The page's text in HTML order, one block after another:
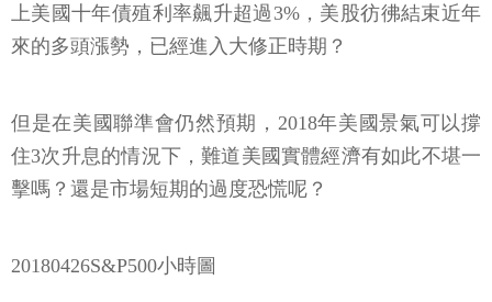
上美國十年債殖利率飆升超過3%，美股彷彿結束近年
來的多頭漲勢，已經進入大修正時期？
但是在美國聯準會仍然預期，2018年美國景氣可以撐
住3次升息的情況下，難道美國實體經濟有如此不堪一
擊嗎？還是市場短期的過度恐慌呢？
20180426S&P500小時圖